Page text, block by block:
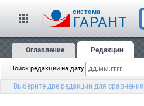
cистема
ГАРАНТ
Оглавление Редакции
Поиск редакции на дату
Выберите две редакции для сравнения